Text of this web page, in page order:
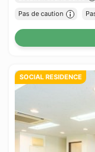
Pas de caution
SOCIAL RESIDENCE